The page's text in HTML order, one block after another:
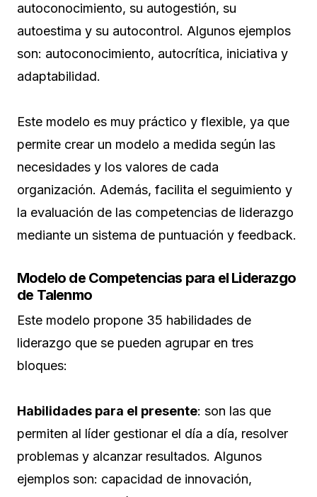
autoconocimiento, su autogestión, su
autoestima y su autocontrol. Algunos ejemplos
son: autoconocimiento, autocrítica, iniciativa y
adaptabilidad.
Este modelo es muy práctico y flexible, ya que
permite crear un modelo a medida según las
necesidades y los valores de cada
organización. Además, facilita el seguimiento y
la evaluación de las competencias de liderazgo
mediante un sistema de puntuación y feedback.
Modelo de Competencias para el Liderazgo
de Talenmo
Este modelo propone 35 habilidades de
liderazgo que se pueden agrupar en tres
bloques:
Habilidades para el presente: son las que
permiten al líder gestionar el día a día, resolver
problemas y alcanzar resultados. Algunos
ejemplos son: capacidad de innovación,